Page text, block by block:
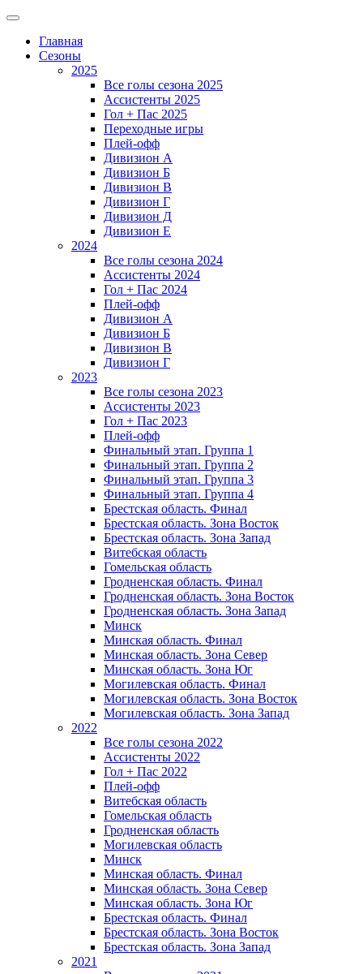
Главная
Сезоны
2025
Все голы сезона 2025
Ассистенты 2025
Гол + Пас 2025
Переходные игры
Плей-офф
Дивизион A
Дивизион Б
Дивизион В
Дивизион Г
Дивизион Д
Дивизион Е
2024
Все голы сезона 2024
Ассистенты 2024
Гол + Пас 2024
Плей-офф
Дивизион A
Дивизион Б
Дивизион В
Дивизион Г
2023
Все голы сезона 2023
Ассистенты 2023
Гол + Пас 2023
Плей-офф
Финальный этап. Группа 1
Финальный этап. Группа 2
Финальный этап. Группа 3
Финальный этап. Группа 4
Брестская область. Финал
Брестская область. Зона Восток
Брестская область. Зона Запад
Витебская область
Гомельская область
Гродненская область. Финал
Гродненская область. Зона Восток
Гродненская область. Зона Запад
Минск
Минская область. Финал
Минская область. Зона Север
Минская область. Зона Юг
Могилевская область. Финал
Могилевская область. Зона Восток
Могилевская область. Зона Запад
2022
Все голы сезона 2022
Ассистенты 2022
Гол + Пас 2022
Плей-офф
Витебская область
Гомельская область
Гродненская область
Могилевская область
Минск
Mинская область. Финал
Минская область. Зона Север
Минская область. Зона Юг
Брестская область. Финал
Брестская область. Зона Восток
Брестская область. Зона Запад
2021